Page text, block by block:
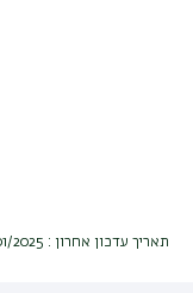
תאריך עדכון אחרון : 14/01/2025